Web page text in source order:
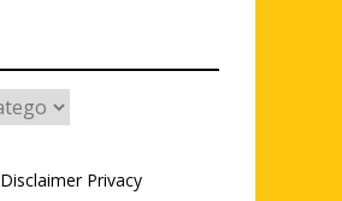
Disclaimer Privacy